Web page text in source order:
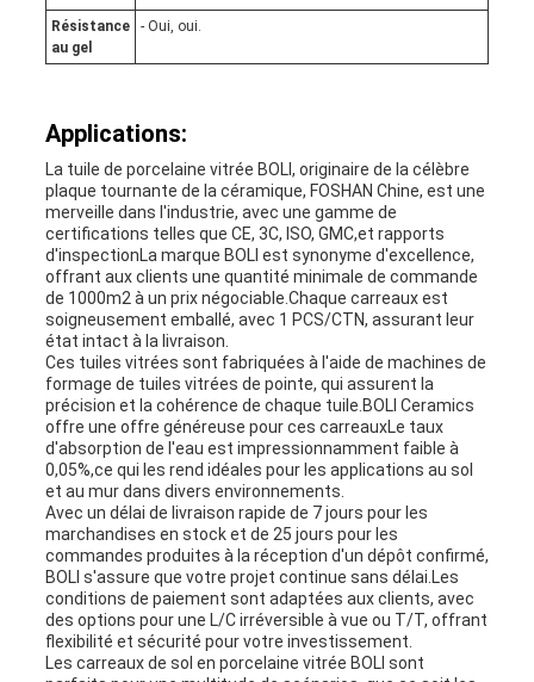
Résistance
au gel
- Oui, oui.
Applications:
La tuile de porcelaine vitrée BOLI, originaire de la célèbre
plaque tournante de la céramique, FOSHAN Chine, est une
merveille dans l'industrie, avec une gamme de
certifications telles que CE, 3C, ISO, GMC,et rapports
d'inspectionLa marque BOLI est synonyme d'excellence,
offrant aux clients une quantité minimale de commande
de 1000m2 à un prix négociable.Chaque carreaux est
soigneusement emballé, avec 1 PCS/CTN, assurant leur
état intact à la livraison.
Ces tuiles vitrées sont fabriquées à l'aide de machines de
formage de tuiles vitrées de pointe, qui assurent la
précision et la cohérence de chaque tuile.BOLI Ceramics
offre une offre généreuse pour ces carreauxLe taux
d'absorption de l'eau est impressionnamment faible à
0,05%,ce qui les rend idéales pour les applications au sol
et au mur dans divers environnements.
Avec un délai de livraison rapide de 7 jours pour les
marchandises en stock et de 25 jours pour les
commandes produites à la réception d'un dépôt confirmé,
BOLI s'assure que votre projet continue sans délai.Les
conditions de paiement sont adaptées aux clients, avec
des options pour une L/C irréversible à vue ou T/T, offrant
flexibilité et sécurité pour votre investissement.
Les carreaux de sol en porcelaine vitrée BOLI sont